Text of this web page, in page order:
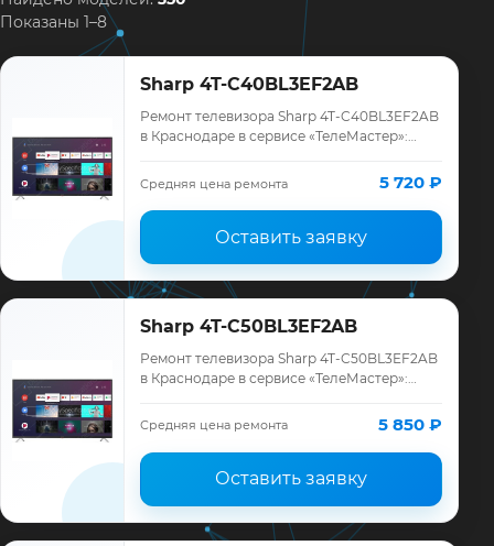
Показаны 1–8
Sharp 4T-C40BL3EF2AB
Ремонт телевизора Sharp 4T-C40BL3EF2AB
в Краснодаре в сервисе «ТелеМастер»:
ремонта, запчасти и гарантия до 12
месяцев.
Средняя цена ремонта 5 720 ₽
Оставить заявку
Sharp 4T-C50BL3EF2AB
Ремонт телевизора Sharp 4T-C50BL3EF2AB
в Краснодаре в сервисе «ТелеМастер»:
ремонта, запчасти и гарантия до 12
Средняя цена ремонта 5 850 ₽
Оставить заявку